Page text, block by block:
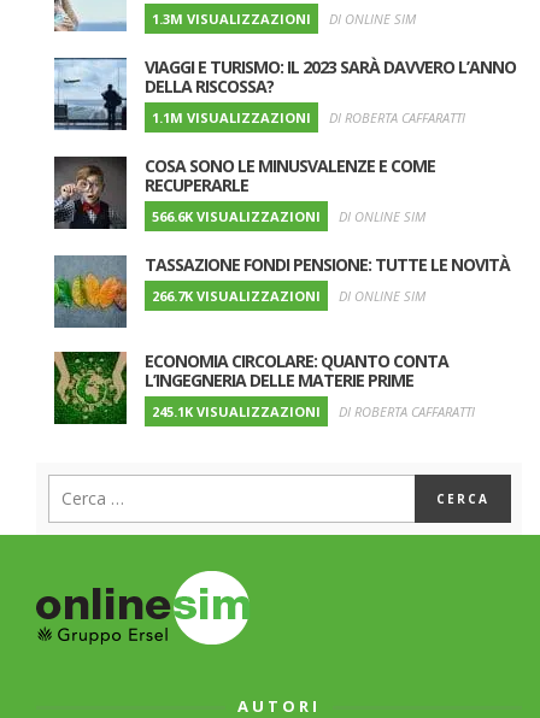
1.3M VISUALIZZAZIONI DI ONLINE SIM
VIAGGI E TURISMO: IL 2023 SARÀ DAVVERO L’ANNO
DELLA RISCOSSA?
1.1M VISUALIZZAZIONI DI ROBERTA CAFFARATTI
COSA SONO LE MINUSVALENZE E COME
RECUPERARLE
566.6K VISUALIZZAZIONI DI ONLINE SIM
TASSAZIONE FONDI PENSIONE: TUTTE LE NOVITÀ
266.7K VISUALIZZAZIONI DI ONLINE SIM
ECONOMIA CIRCOLARE: QUANTO CONTA
L’INGEGNERIA DELLE MATERIE PRIME
245.1K VISUALIZZAZIONI DI ROBERTA CAFFARATTI
AUTORI